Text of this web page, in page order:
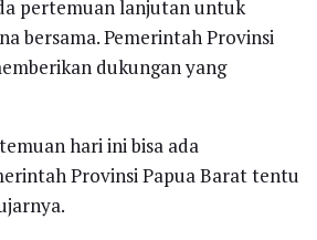
pertemuan lanjutan untuk
bersama. Pemerintah Provinsi
dukungan yang
hari ini bisa ada
Provinsi Papua Barat tentu